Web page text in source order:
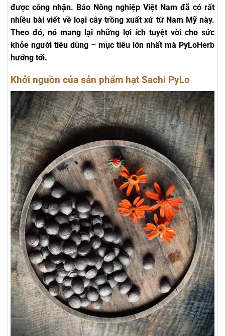
được công nhận. Báo Nông nghiệp Việt Nam đã có rất
nhiều bài viết về loại cây trồng xuất xứ từ Nam Mỹ này.
Theo đó, nó mang lại những lợi ích tuyệt vời cho sức
khỏe người tiêu dùng – mục tiêu lớn nhất mà PyLoHerb
hướng tới.
Khởi nguồn của sản phẩm hạt Sachi PyLo